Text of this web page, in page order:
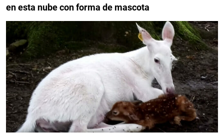
en esta nube con forma de mascota